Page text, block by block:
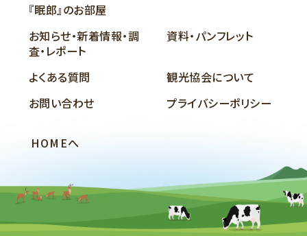
『眠郎』のお部屋
お知らせ・新着情報・調
査・レポート
資料・パンフレット
よくある質問
観光協会について
お問い合わせ
プライバシーポリシー
HOMEへ